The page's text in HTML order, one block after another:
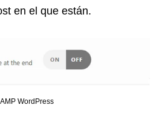
en el que están.
AMP WordPress